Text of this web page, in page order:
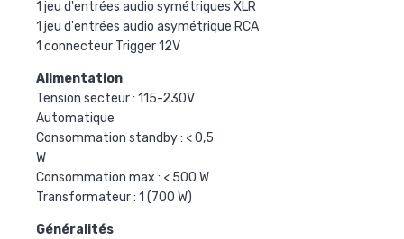
1 jeu d'entrées audio symétriques XLR
1 jeu d'entrées audio asymétrique RCA
1 connecteur Trigger 12V
Alimentation
Tension secteur : 115-230V
Automatique
Consommation standby : < 0,5
W
Consommation max : < 500 W
Transformateur : 1 (700 W)
Généralités